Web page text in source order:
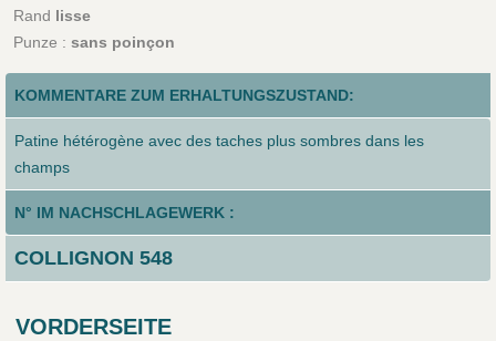
Rand lisse
Punze : sans poinçon
KOMMENTARE ZUM ERHALTUNGSZUSTAND:
Patine hétérogène avec des taches plus sombres dans les
champs
N° IM NACHSCHLAGEWERK :
COLLIGNON 548
VORDERSEITE